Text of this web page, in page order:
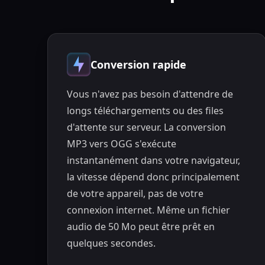
Conversion rapide
Vous n'avez pas besoin d'attendre de
longs téléchargements ou des files
d'attente sur serveur. La conversion
MP3 vers OGG s'exécute
instantanément dans votre navigateur,
la vitesse dépend donc principalement
de votre appareil, pas de votre
connexion internet. Même un fichier
audio de 50 Mo peut être prêt en
quelques secondes.